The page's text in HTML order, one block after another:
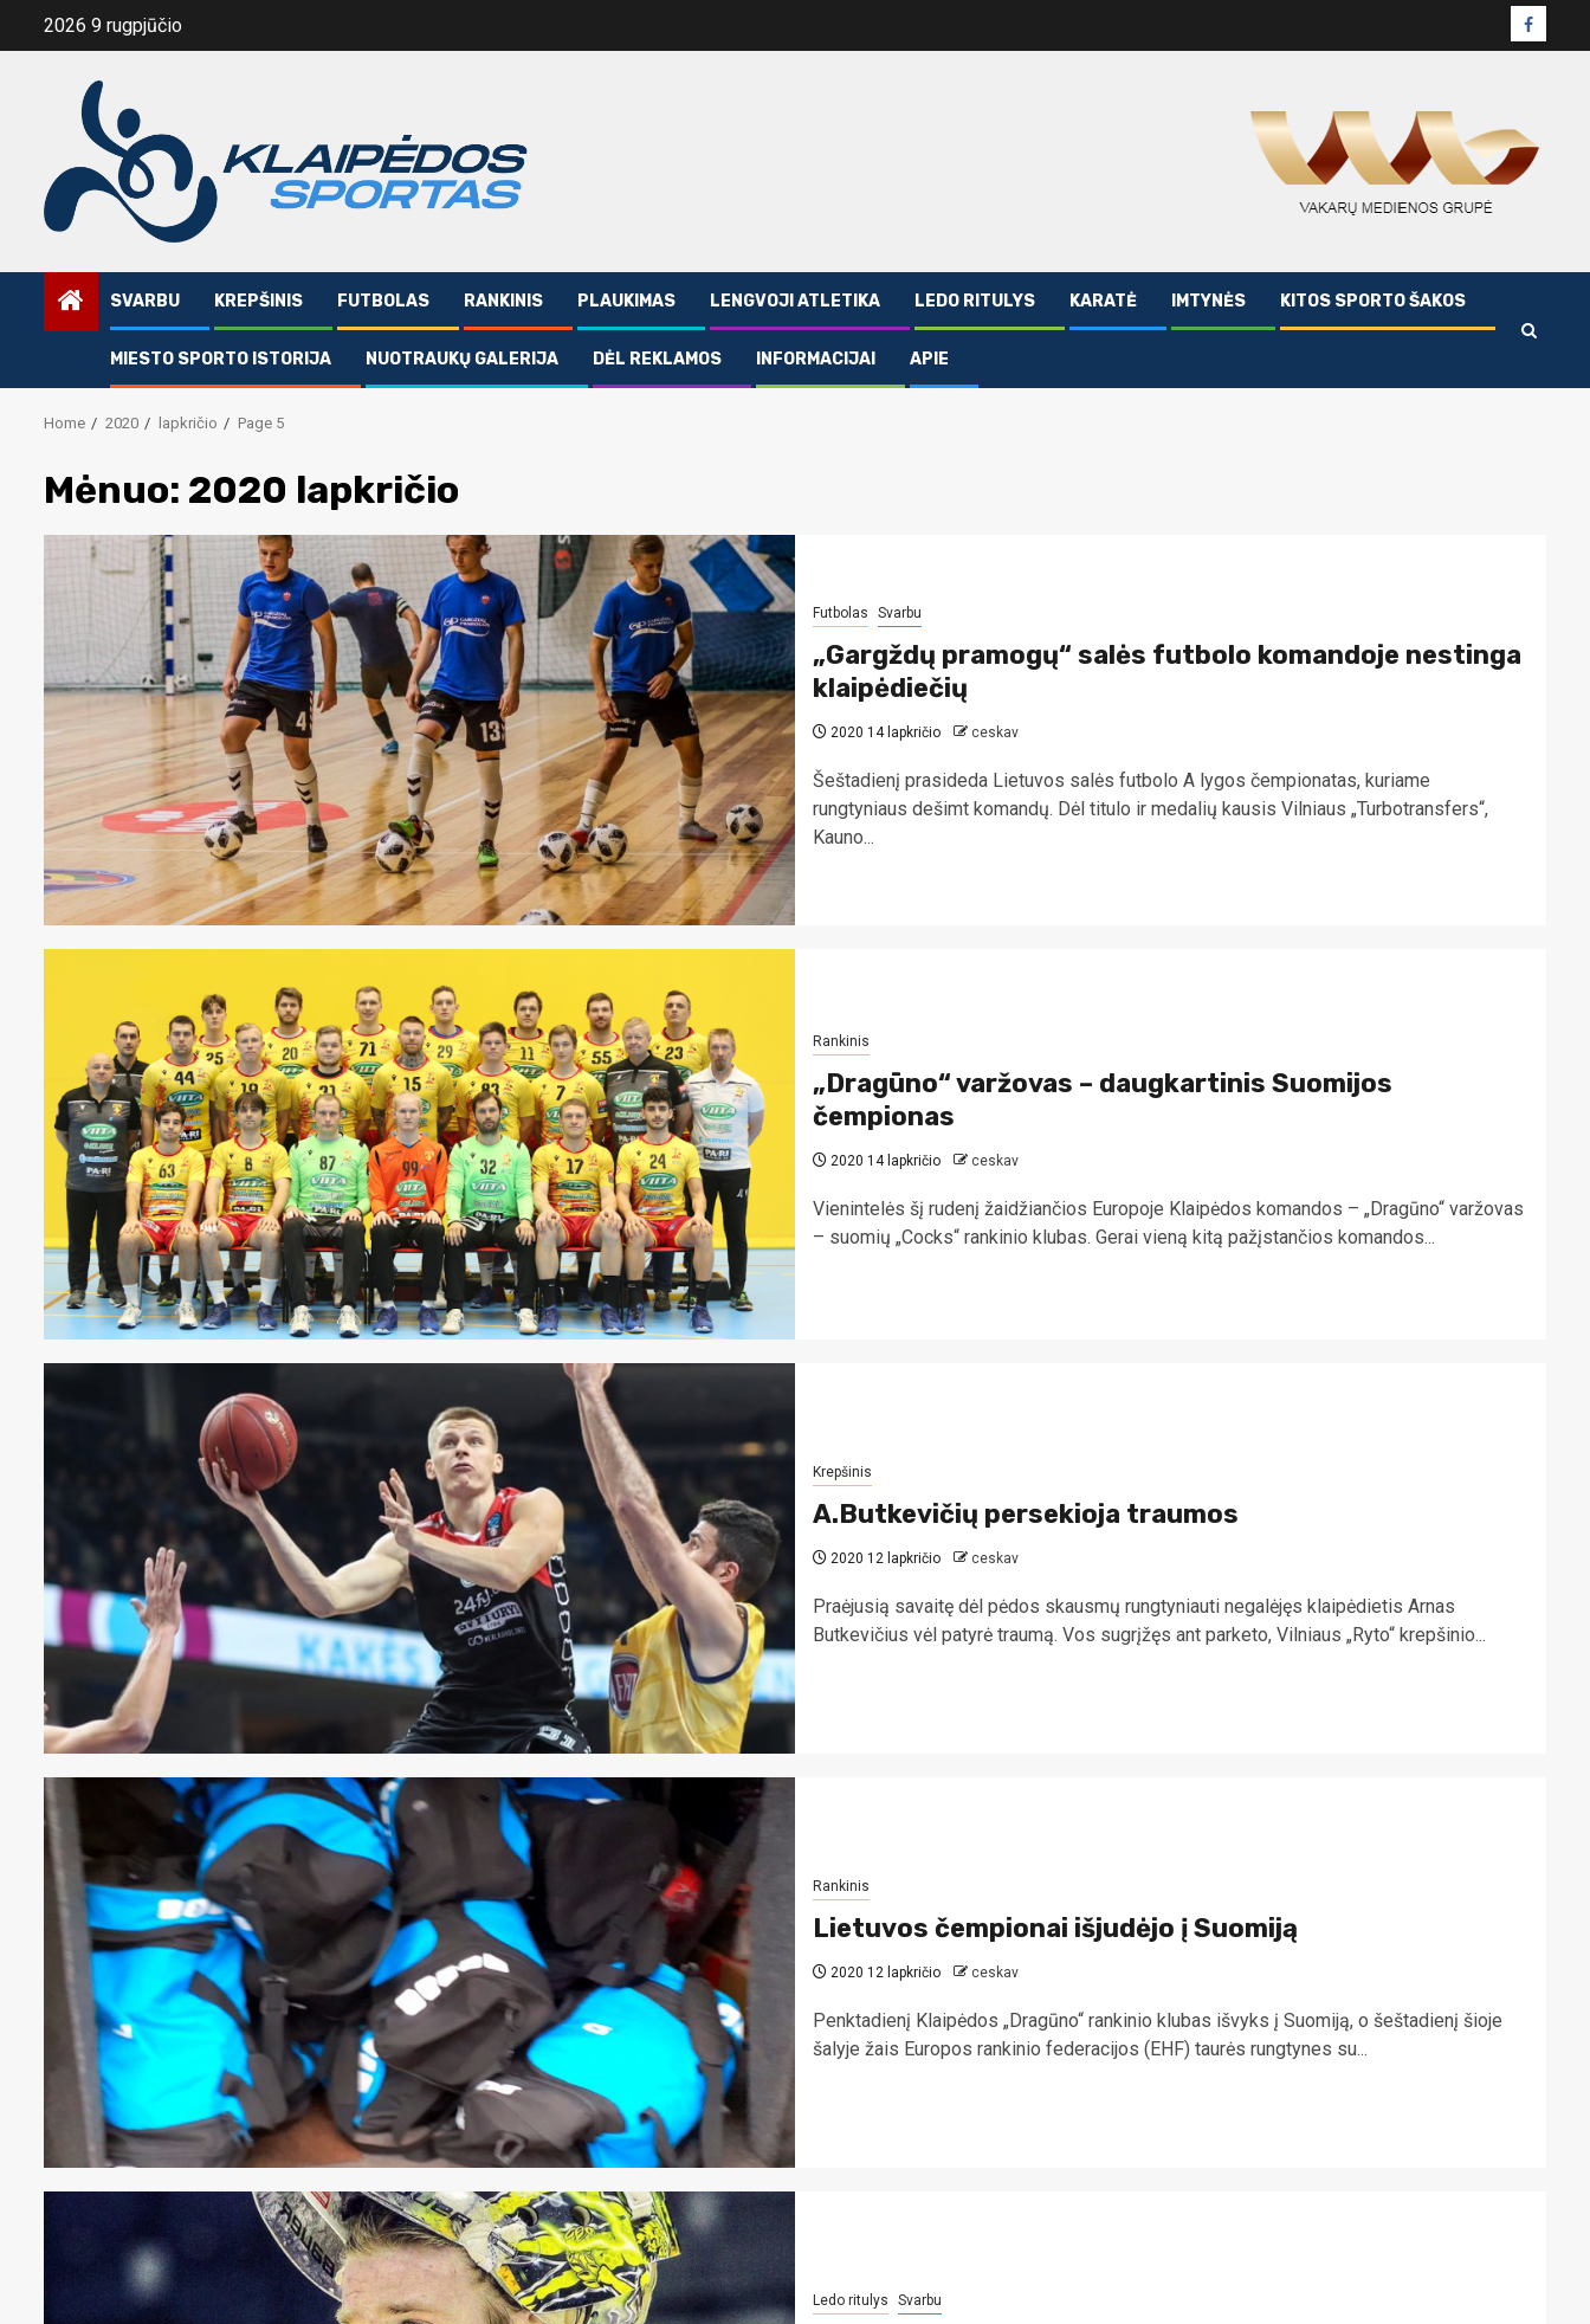
2026 9 rugpjūčio
SVARBU KREPŠINIS FUTBOLAS RANKINIS PLAUKIMAS LENGVOJI ATLETIKA LEDO RITULYS KARATĖ IMTYNĖS KITOS SPORTO ŠAKOS
MIESTO SPORTO ISTORIJA NUOTRAUKŲ GALERIJA DĖL REKLAMOS INFORMACIJAI APIE
Home 2020 lapkričio Page 5
Mėnuo: 2020 lapkričio
Futbolas Svarbu
„Gargždų pramogų“ salės futbolo komandoje nestinga
klaipėdiečių
2020 14 lapkričio ceskav
Šeštadienį prasideda Lietuvos salės futbolo A lygos čempionatas, kuriame
rungtyniaus dešimt komandų. Dėl titulo ir medalių kausis Vilniaus „Turbotransfers“,
Kauno...
Rankinis
„Dragūno“ varžovas – daugkartinis Suomijos
čempionas
2020 14 lapkričio ceskav
Vienintelės šį rudenį žaidžiančios Europoje Klaipėdos komandos – „Dragūno“ varžovas
– suomių „Cocks“ rankinio klubas. Gerai vieną kitą pažįstančios komandos...
Krepšinis
A.Butkevičių persekioja traumos
2020 12 lapkričio ceskav
Praėjusią savaitę dėl pėdos skausmų rungtyniauti negalėjęs klaipėdietis Arnas
Butkevičius vėl patyrė traumą. Vos sugrįžęs ant parketo, Vilniaus „Ryto“ krepšinio...
Rankinis
Lietuvos čempionai išjudėjo į Suomiją
2020 12 lapkričio ceskav
Penktadienį Klaipėdos „Dragūno“ rankinio klubas išvyks į Suomiją, o šeštadienį šioje
šalyje žais Europos rankinio federacijos (EHF) taurės rungtynes su...
Ledo ritulys Svarbu